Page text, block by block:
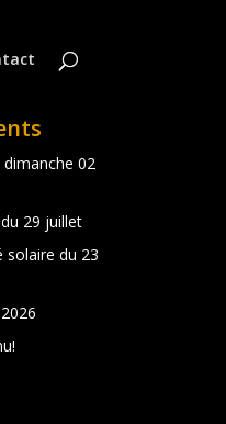
02
29 juillet
solaire du 23